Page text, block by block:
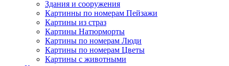
Здания и сооружения
Картинны по номерам Пейзажи
Картины из страз
Картины Натюрморты
Картины по номерам Люди
Картины по номерам Цветы
Картины с животными